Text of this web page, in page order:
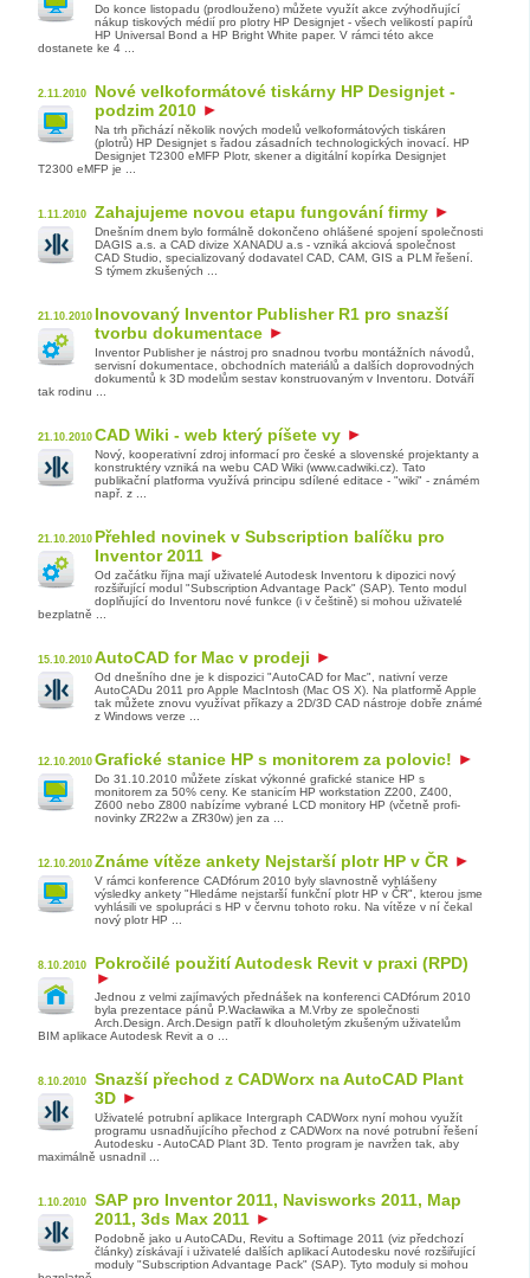
Do konce listopadu (prodlouženo) můžete využít akce zvýhodňující
nákup tiskových médií pro plotry HP Designjet - všech velikostí papírů
HP Universal Bond a HP Bright White paper. V rámci této akce
dostanete ke 4 ...
2.11.2010
Nové velkoformátové tiskárny HP Designjet -
podzim 2010
Na trh přichází několik nových modelů velkoformátových tiskáren
(plotrů) HP Designjet s řadou zásadních technologických inovací. HP
Designjet T2300 eMFP Plotr, skener a digitální kopírka Designjet
T2300 eMFP je ...
1.11.2010 Zahajujeme novou etapu fungování firmy
Dnešním dnem bylo formálně dokončeno ohlášené spojení společnosti
DAGIS a.s. a CAD divize XANADU a.s - vzniká akciová společnost
CAD Studio, specializovaný dodavatel CAD, CAM, GIS a PLM řešení.
S týmem zkušených ...
21.10.2010 Inovovaný Inventor Publisher R1 pro snazší
tvorbu dokumentace
Inventor Publisher je nástroj pro snadnou tvorbu montážních návodů,
servisní dokumentace, obchodních materiálů a dalších doprovodných
dokumentů k 3D modelům sestav konstruovaným v Inventoru. Dotváří
tak rodinu ...
21.10.2010 CAD Wiki - web který píšete vy
Nový, kooperativní zdroj informací pro české a slovenské projektanty a
konstruktéry vzniká na webu CAD Wiki (www.cadwiki.cz). Tato
publikační platforma využívá principu sdílené editace - "wiki" - známém
např. z ...
21.10.2010 Přehled novinek v Subscription balíčku pro
Inventor 2011
Od začátku října mají uživatelé Autodesk Inventoru k dipozici nový
rozšiřující modul "Subscription Advantage Pack" (SAP). Tento modul
doplňující do Inventoru nové funkce (i v češtině) si mohou uživatelé
bezplatně ...
15.10.2010 AutoCAD for Mac v prodeji
Od dnešního dne je k dispozici "AutoCAD for Mac", nativní verze
AutoCADu 2011 pro Apple MacIntosh (Mac OS X). Na platformě Apple
tak můžete znovu využívat příkazy a 2D/3D CAD nástroje dobře známé
z Windows verze ...
12.10.2010 Grafické stanice HP s monitorem za polovic!
Do 31.10.2010 můžete získat výkonné grafické stanice HP s
monitorem za 50% ceny. Ke stanicím HP workstation Z200, Z400,
Z600 nebo Z800 nabízíme vybrané LCD monitory HP (včetně profi-
novinky ZR22w a ZR30w) jen za ...
12.10.2010 Známe vítěze ankety Nejstarší plotr HP v ČR
V rámci konference CADfórum 2010 byly slavnostně vyhlášeny
výsledky ankety "Hledáme nejstarší funkční plotr HP v ČR", kterou jsme
vyhlásili ve spolupráci s HP v červnu tohoto roku. Na vítěze v ní čekal
nový plotr HP ...
8.10.2010 Pokročilé použití Autodesk Revit v praxi (RPD)
Jednou z velmi zajímavých přednášek na konferenci CADfórum 2010
byla prezentace pánů P.Wacławika a M.Vrby ze společnosti
Arch.Design. Arch.Design patří k dlouholetým zkušeným uživatelům
BIM aplikace Autodesk Revit a o ...
8.10.2010
Snazší přechod z CADWorx na AutoCAD Plant
3D
Uživatelé potrubní aplikace Intergraph CADWorx nyní mohou využít
programu usnadňujícího přechod z CADWorx na nové potrubní řešení
Autodesku - AutoCAD Plant 3D. Tento program je navržen tak, aby
maximálně usnadnil ...
1.10.2010
SAP pro Inventor 2011, Navisworks 2011, Map
2011, 3ds Max 2011
Podobně jako u AutoCADu, Revitu a Softimage 2011 (viz předchozí
články) získávají i uživatelé dalších aplikací Autodesku nové rozšiřující
moduly "Subscription Advantage Pack" (SAP). Tyto moduly si mohou